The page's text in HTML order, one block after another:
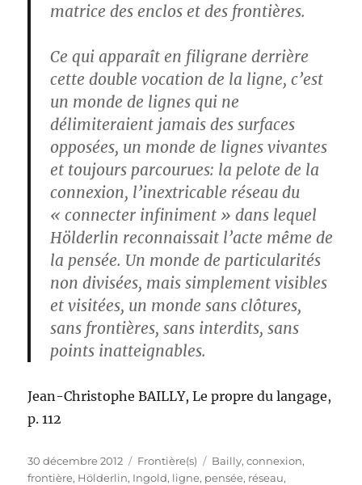
matrice des enclos et des frontières.
Ce qui apparaît en filigrane derrière
cette double vocation de la ligne, c’est
un monde de lignes qui ne
délimiteraient jamais des surfaces
opposées, un monde de lignes vivantes
et toujours parcourues: la pelote de la
connexion, l’inextricable réseau du
« connecter infiniment » dans lequel
Hölderlin reconnaissait l’acte même de
la pensée. Un monde de particularités
non divisées, mais simplement visibles
et visitées, un monde sans clôtures,
sans frontières, sans interdits, sans
points inatteignables.
Jean-Christophe BAILLY, Le propre du langage,
p. 112
Publié
le
30 décembre 2012 Catégories
Frontière(s) Étiquettes
Bailly,connexion,
frontière, Hölderlin, Ingold, ligne, pensée, réseau,